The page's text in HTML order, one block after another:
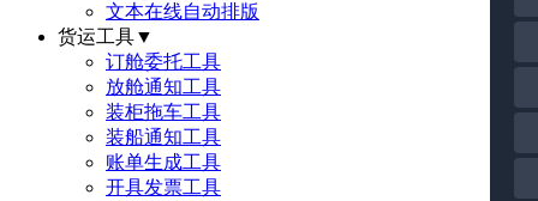
文本在线自动排版
货运工具▼
订舱委托工具
放舱通知工具
装柜拖车工具
装船通知工具
账单生成工具
开具发票工具